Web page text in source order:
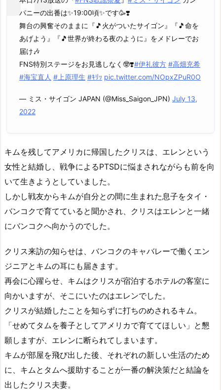
パニーの出番は✨19:00頃✨です🥳❣️
舞台の興奮そのままに『🎵火がついたサイゴン』『🎵命を
あげよう』『🎵世界が終わる夜のように』をメドレーでお
届け🎶
FNS特別ステージをお見逃しなく🤓❣️#伊礼彼方 #高畑充希
#海宝直人 #上原理生 #ｷﾘｯ pic.twitter.com/NOpxZPuR0O
— ミス・サイゴン JAPAN (@Miss_Saigon_JPN) July 13,
2022
キムを残してアメリカに帰国したクリスは、エレンという
女性と結婚し、戦争によるPTSDに悩まされながらも前を向
いて生きようとしていました。
しかし戦友からキムが自分との間に生まれた息子をタイ・
バンコクで育てていると聞かされ、クリスはエレンと一緒
にバンコクへ向かうのでした。
クリス来訪の知らせは、バンコクのキャバレーで働くエン
ジニアとキムの耳にも届きます。
再会に心躍らせ、キムはクリスが宿泊するホテルの客室に
向かいますが、そこにいたのはエレンでした。
クリスが結婚したことを知らずに打ちのめされるキム。
「せめてタムを養子としてアメリカで育ててほしい」と懇
願しますが、エレンに断られてしまいます。
キムが部屋を飛び出した後、それぞれの新しい生活のため
に、キムとタムへ援助することが一番の解決策だと結論を
出したクリス夫妻。